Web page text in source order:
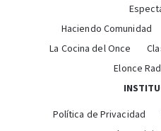
Haciendo Comunidad
La Cocina del Once
Elonce
Política de Privacidad